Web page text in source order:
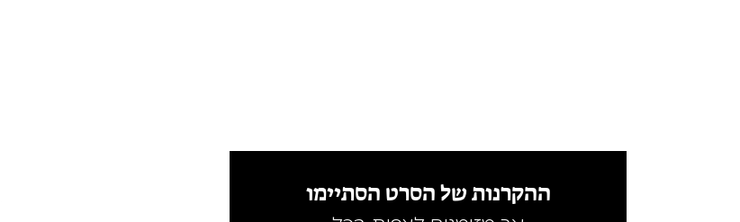
ההקרנות של הסרט הסתיימו